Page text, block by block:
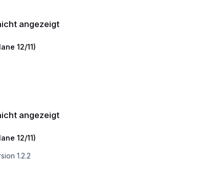
angezeigt
12/11)
angezeigt
12/11)
xplane store version 1.2.2